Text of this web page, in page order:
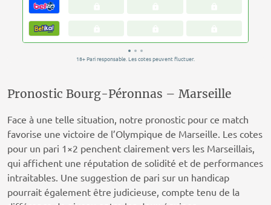
Pronostic Bourg-Péronnas – Marseille
Face à une telle situation, notre pronostic pour ce match
favorise une victoire de l’Olympique de Marseille. Les cotes
pour un pari 1×2 penchent clairement vers les Marseillais,
qui affichent une réputation de solidité et de performances
intraitables. Une suggestion de pari sur un handicap
pourrait également être judicieuse, compte tenu de la